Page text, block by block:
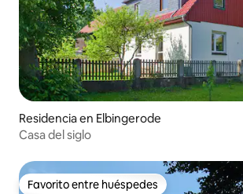
Residencia en Elbingerode
Casa del siglo
Favorito entre huéspedes